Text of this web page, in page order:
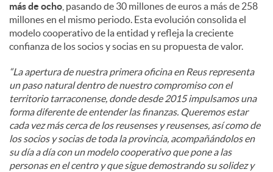
más de ocho , pasando de 30 millones de euros a más de 258
millones en el mismo periodo. Esta evolución consolida el
modelo cooperativo de la entidad y refleja la creciente
confianza de los socios y socias en su propuesta de valor.
“La apertura de nuestra primera oficina en Reus representa
un paso natural dentro de nuestro compromiso con el
territorio tarraconense, donde desde 2015 impulsamos una
forma diferente de entender las finanzas. Queremos estar
cada vez más cerca de los reusenses y reusenses, así como de
los socios y socias de toda la provincia, acompañándolos en
su día a día con un modelo cooperativo que pone a las
personas en el centro y que sigue demostrando su solidez y